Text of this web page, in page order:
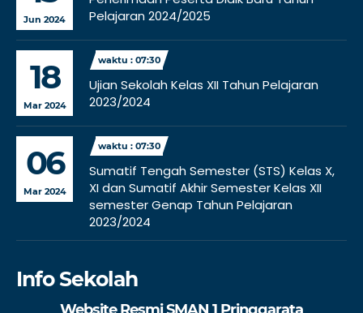
Jun 2024
Pelajaran 2024/2025
18
Mar 2024
waktu : 07:30
Ujian Sekolah Kelas XII Tahun Pelajaran
2023/2024
06
Mar 2024
waktu : 07:30
Sumatif Tengah Semester (STS) Kelas X,
XI dan Sumatif Akhir Semester Kelas XII
semester Genap Tahun Pelajaran
2023/2024
Info Sekolah